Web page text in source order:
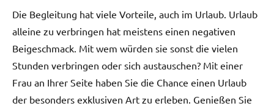
Die Begleitung hat viele Vorteile, auch im Urlaub. Urlaub
alleine zu verbringen hat meistens einen negativen
Beigeschmack. Mit wem würden sie sonst die vielen
Stunden verbringen oder sich austauschen? Mit einer
Frau an Ihrer Seite haben Sie die Chance einen Urlaub
der besonders exklusiven Art zu erleben. Genießen Sie